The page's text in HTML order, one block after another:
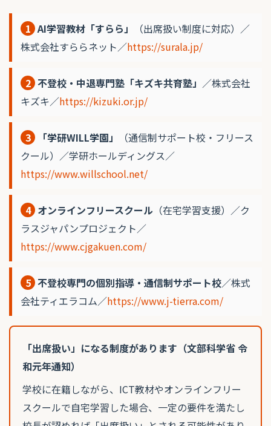
1 AI学習教材「すらら」
（出席扱い制度に対応）／
株式会社すららネット／https://surala.jp/
2 不登校・中退専門塾「キズキ共育塾」 ／株式会社
キズキ／https://kizuki.or.jp/
3 「学研WILL学園」
（通信制サポート校・フリース
クール）／学研ホールディングス／
https://www.willschool.net/
4 オンラインフリースクール （在宅学習支援）／ク
ラスジャパンプロジェクト／
https://www.cjgakuen.com/
5 不登校専門の個別指導・通信制サポート校／株式
会社ティエラコム／https://www.j-tierra.com/
「出席扱い」になる制度があります（文部科学省 令
和元年通知）
学校に在籍しながら、ICT教材やオンラインフリー
スクールで自宅学習した場合、一定の要件を満たし